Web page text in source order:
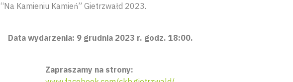
“Na Kamieniu Kamień” Gietrzwałd 2023.
Data wydarzenia: 9 grudnia 2023 r. godz. 18:00.
Zapraszamy na strony: